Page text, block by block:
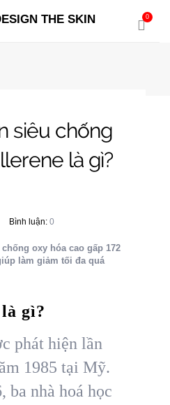
THE SKIN 0
siêu chống
là gì?
Bình luận: 0
oxy hóa cao gấp 172
làm giảm tối đa quá
gì?
phát hiện lần
1985 tại Mỹ.
ba nhà hoá học